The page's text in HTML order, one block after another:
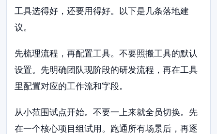
工具选得好，还要用得好。以下是几条落地建
议。
先梳理流程，再配置工具。不要照搬工具的默认
设置。先明确团队现阶段的研发流程，再在工具
里配置对应的工作流和字段。
从小范围试点开始。不要一上来就全员切换。先
在一个核心项目组试用。跑通所有场景后，再逐